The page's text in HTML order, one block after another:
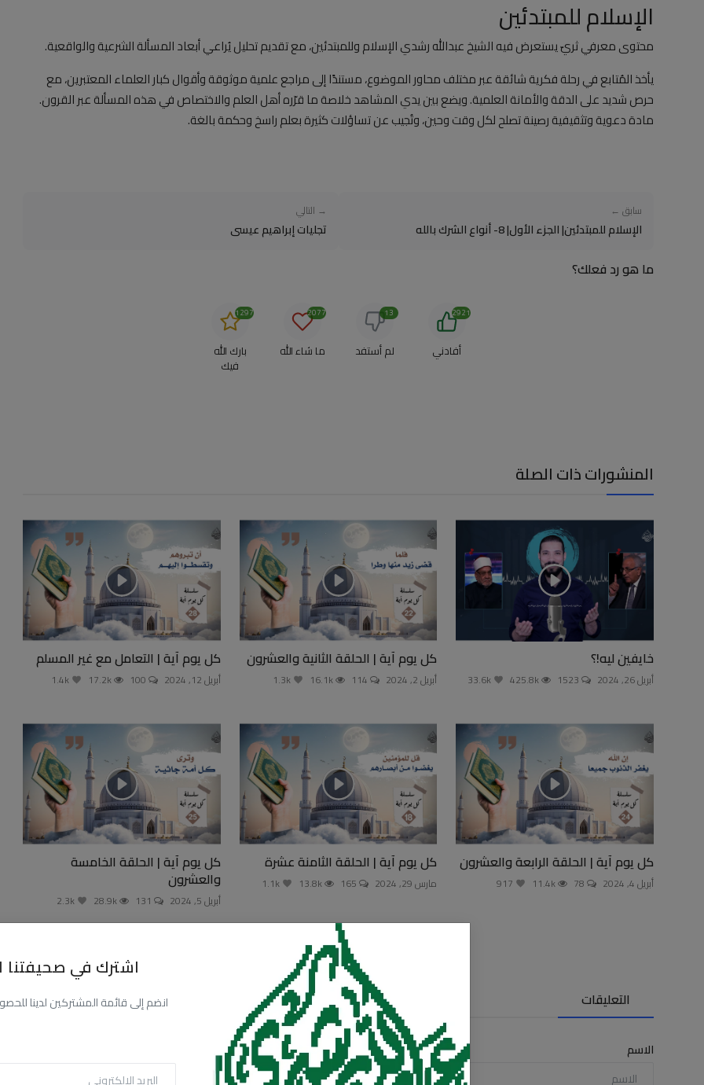
اشترك في صحيفتنا
انضم إلى قائمة المشتركين لدينا
الإسلام للمبتدئين
محتوى معرفي ثريّ يستعرض فيه الشيخ عبدالله رشدي الإسلام وللمبتدئين، مع تقديم تحليل يُراعي أبعاد المسألة الشرعية والواقعية.
يأخذ المُتابع في رحلة فكرية شائقة عبر مختلف محاور الموضوع، مستندًا إلى مراجع علمية موثوقة وأقوال كبار العلماء المعتبرين، مع
حرص شديد على الدقة والأمانة العلمية. ويضع بين يدي المشاهد خلاصة ما قرّره أهل العلم والاختصاص في هذه المسألة عبر القرون.
مادة دعوية وتثقيفية رصينة تصلح لكل وقت وحين، وتُجيب عن تساؤلات كثيرة بعلم راسخ وحكمة بالغة.
سابق ←
الإسلام للمبتدئين| الجزء الأول| 8- أنواع الشرك بالله
→ التالي
تجليات إبراهيم عيسى
ما هو رد فعلك؟
أفادني
2921
لم أستفد
13
ما شاء الله
2077
بارك الله
فيك
1297
المنشورات ذات الصلة
خايفين ليه!؟
أبريل 26, 2024
كل يوم آية | الحلقة الثانية والعشرون
أبريل 2, 2024 114
16.1k
كل يوم آية | التعامل مع غير المسلم
أبريل 12, 2024 17.2k
1.4k
كل يوم آية | الحلقة الرابعة والعشرون
أبريل 4, 2024
كل يوم آية | الحلقة الثامنة عشرة
مارس 29, 2024 165
13.8k
كل يوم آية | الحلقة الخامسة
والعشرون
أبريل 5, 2024 28.9k
2.3k
التعليقات
الاسم البريد الالكترونى